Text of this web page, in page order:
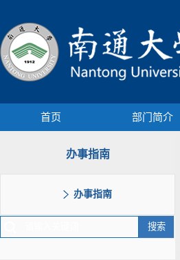
首页 部门简介
办事指南
办事指南